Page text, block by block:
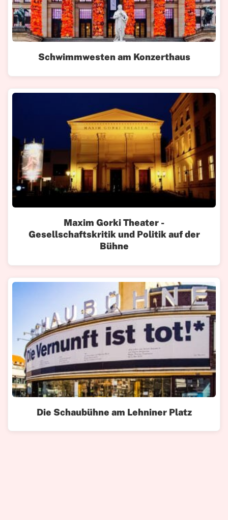
Schwimmwesten am Konzerthaus
Maxim Gorki Theater -
Gesellschaftskritik und Politik auf der
Bühne
Die Schaubühne am Lehniner Platz